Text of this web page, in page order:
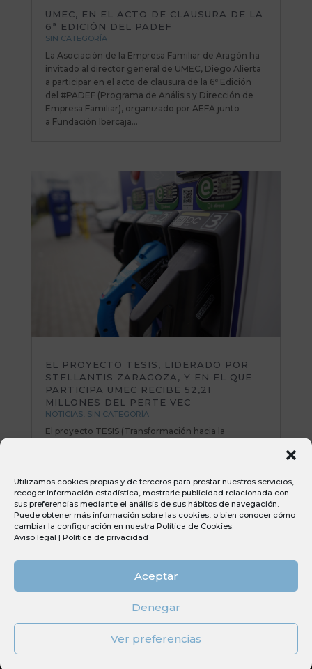
Utilizamos cookies propias y de terceros para prestar nuestros servicios,
recoger información estadística, mostrarle publicidad relacionada con
sus preferencias mediante el análisis de sus hábitos de navegación.
Puede obtener más información sobre las cookies, o bien conocer cómo
cambiar la configuración en nuestra Política de Cookies.
Aviso legal | Política de privacidad
Aceptar
Denegar
Ver preferencias
UMEC, EN EL ACTO DE CLAUSURA DE LA
6ª EDICIÓN DEL PADEF
SIN CATEGORÍA
La Asociación de la Empresa Familiar de Aragón ha
invitado al director general de UMEC, Diego Alierta
a participar en el acto de clausura de la 6ª Edición
del #PADEF (Programa de Análisis y Dirección de
Empresa Familiar), organizado por AEFA junto
a Fundación Ibercaja...
EL PROYECTO TESIS, LIDERADO POR
STELLANTIS ZARAGOZA, Y EN EL QUE
PARTICIPA UMEC RECIBE 52,21
MILLONES DEL PERTE VEC
NOTICIAS, SIN CATEGORÍA
El proyecto TESIS (Transformación hacia la
conseguido finalmente 52,21 millones de euros, en
el primero de los Perte (Proyectos...
Diseñado porElegant Themes| Desarrollado
porWordPress